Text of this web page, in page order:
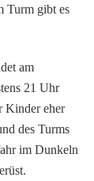
Turm gibt es
am
21 Uhr
Kinder eher
des Turms
im Dunkeln